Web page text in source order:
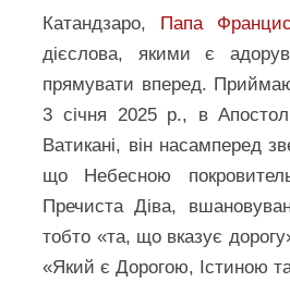
Катандзаро, Папа
дієслова, якими є
прямувати вперед.
3 січня 2025 р., в
Ватикані, він насамперед
що Небесною
Пречиста Діва,
тобто «та, що вказує
«Який є Дорогою, Істиною